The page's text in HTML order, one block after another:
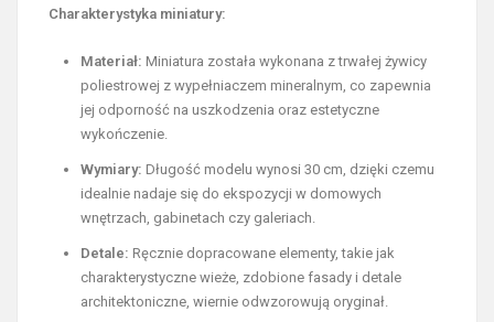
Charakterystyka miniatury:
Materiał: Miniatura została wykonana z trwałej żywicy
poliestrowej z wypełniaczem mineralnym, co zapewnia
jej odporność na uszkodzenia oraz estetyczne
wykończenie.
Wymiary: Długość modelu wynosi 30 cm, dzięki czemu
idealnie nadaje się do ekspozycji w domowych
wnętrzach, gabinetach czy galeriach.
Detale: Ręcznie dopracowane elementy, takie jak
charakterystyczne wieże, zdobione fasady i detale
architektoniczne, wiernie odwzorowują oryginał.